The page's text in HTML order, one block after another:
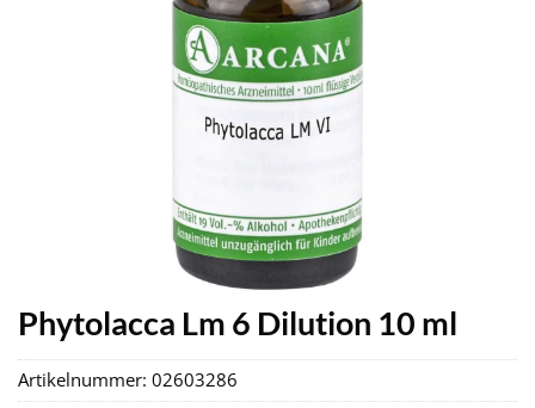
Phytolacca Lm 6 Dilution 10 ml
Artikelnummer: 02603286